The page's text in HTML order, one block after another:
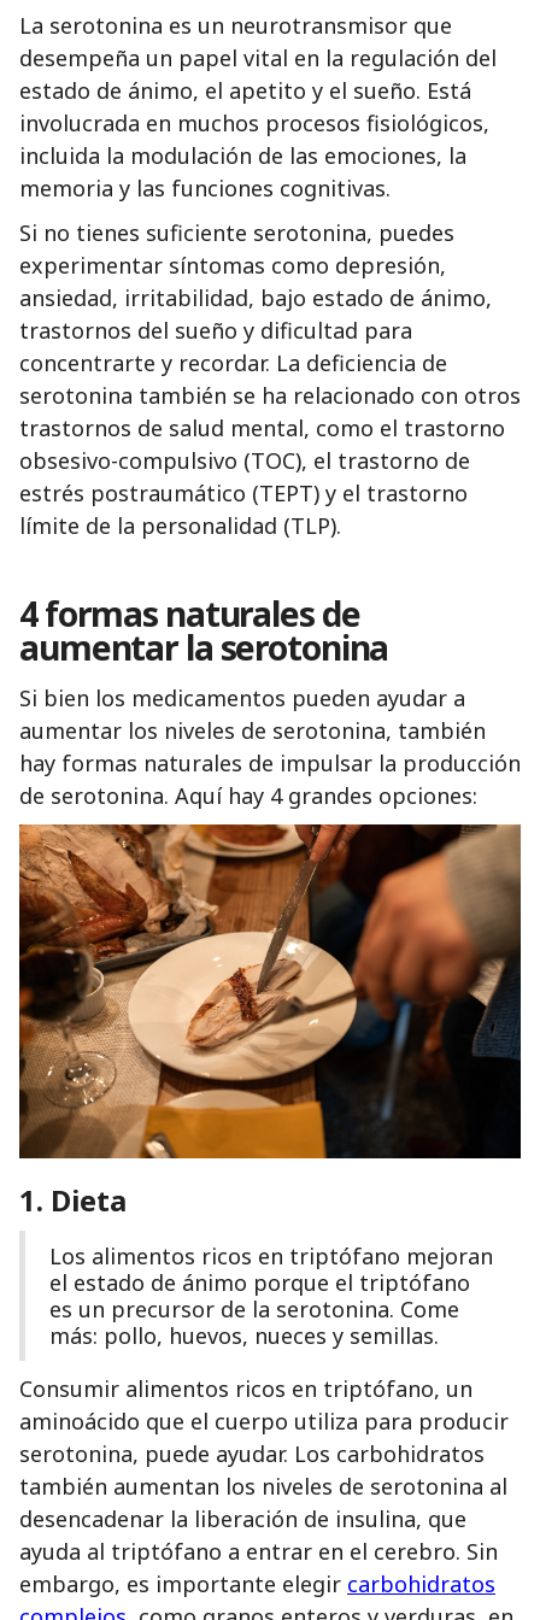
La serotonina es un neurotransmisor que
desempeña un papel vital en la regulación del
estado de ánimo, el apetito y el sueño. Está
involucrada en muchos procesos fisiológicos,
incluida la modulación de las emociones, la
memoria y las funciones cognitivas.
Si no tienes suficiente serotonina, puedes
experimentar síntomas como depresión,
ansiedad, irritabilidad, bajo estado de ánimo,
trastornos del sueño y dificultad para
concentrarte y recordar. La deficiencia de
serotonina también se ha relacionado con otros
trastornos de salud mental, como el trastorno
obsesivo-compulsivo (TOC), el trastorno de
estrés postraumático (TEPT) y el trastorno
límite de la personalidad (TLP).
4 formas naturales de
aumentar la serotonina
Si bien los medicamentos pueden ayudar a
aumentar los niveles de serotonina, también
hay formas naturales de impulsar la producción
de serotonina. Aquí hay 4 grandes opciones:
1. Dieta
Los alimentos ricos en triptófano mejoran
el estado de ánimo porque el triptófano
es un precursor de la serotonina. Come
más: pollo, huevos, nueces y semillas.
Consumir alimentos ricos en triptófano, un
aminoácido que el cuerpo utiliza para producir
serotonina, puede ayudar. Los carbohidratos
también aumentan los niveles de serotonina al
desencadenar la liberación de insulina, que
ayuda al triptófano a entrar en el cerebro. Sin
embargo, es importante elegir carbohidratos